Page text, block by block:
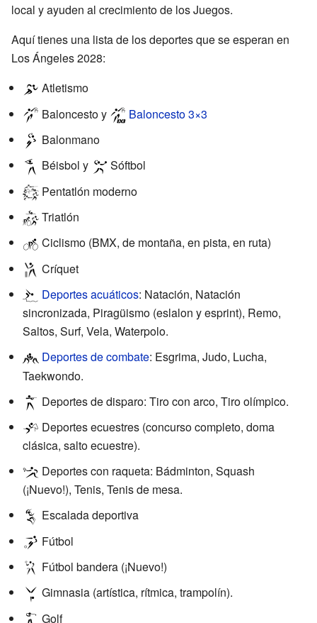
local y ayuden al crecimiento de los Juegos.
Aquí tienes una lista de los deportes que se esperan en
Los Ángeles 2028:
Atletismo
Baloncesto y
Baloncesto 3×3
Balonmano
Béisbol y
Sóftbol
Pentatlón moderno
Triatlón
Ciclismo (BMX, de montaña, en pista, en ruta)
Críquet
Deportes acuáticos: Natación, Natación
sincronizada, Piragüismo (eslalon y esprint), Remo,
Saltos, Surf, Vela, Waterpolo.
Deportes de combate: Esgrima, Judo, Lucha,
Taekwondo.
Deportes de disparo: Tiro con arco, Tiro olímpico.
Deportes ecuestres (concurso completo, doma
clásica, salto ecuestre).
Deportes con raqueta: Bádminton, Squash
(¡Nuevo!), Tenis, Tenis de mesa.
Escalada deportiva
Fútbol
Fútbol bandera (¡Nuevo!)
Gimnasia (artística, rítmica, trampolín).
Golf